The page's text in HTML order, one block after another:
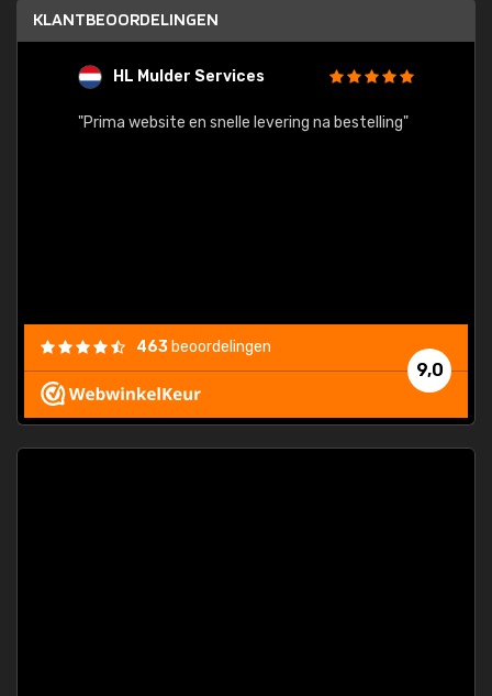
KLANTBEOORDELINGEN
HL Mulder Services
"Prima website en snelle levering na bestelling"
9,0
463 beoordelingen